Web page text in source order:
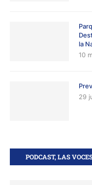
la
10
29
PODCAST, LAS